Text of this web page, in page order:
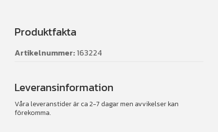
Produktfakta
Artikelnummer:163224
Leveransinformation
Våra leveranstider är ca 2-7 dagar men avvikelser kan
förekomma.